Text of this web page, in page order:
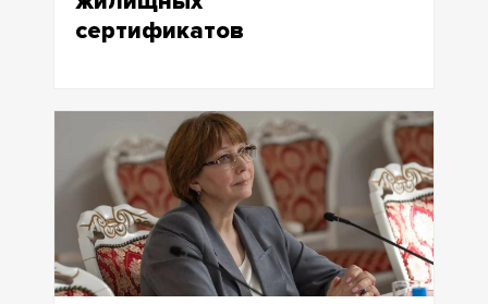
сертификатов
университета получили на улучшение
жилищных условий более 39 млн
рублей